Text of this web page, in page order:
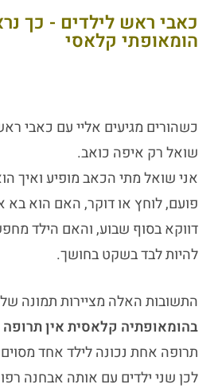
כאבי ראש לילדים - כך
הומאופתי קלאסי
כשהורים מגיעים אליי עם כאבי
שואל רק איפה כואב.
אני שואל מתי הכאב מופיע ואיך
פועם, לוחץ או דוקר, האם הוא בא
דווקא בסוף שבוע, והאם הילד
להיות לבד בשקט בחושך.
התשובות האלה מציירות תמונה
בהומאופתיה קלאסית אין
תרופה אחת נכונה לילד אחד
לכן שני ילדים עם אותה אבחנה